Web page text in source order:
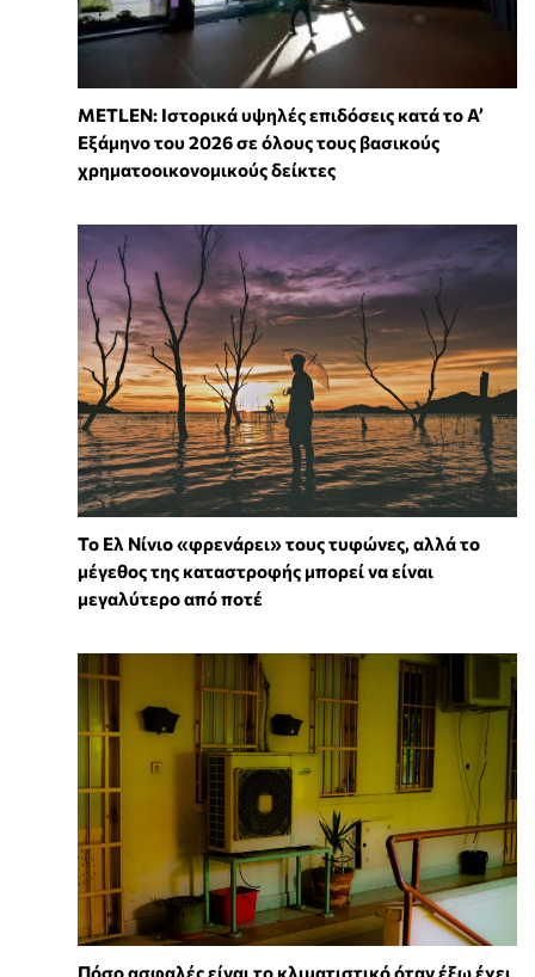
METLEN: Ιστορικά υψηλές επιδόσεις κατά το Α’
Εξάμηνο του 2026 σε όλους τους βασικούς
χρηματοοικονομικούς δείκτες
Το Ελ Νίνιο «φρενάρει» τους τυφώνες, αλλά το
μέγεθος της καταστροφής μπορεί να είναι
μεγαλύτερο από ποτέ
Πόσο ασφαλές είναι το κλιματιστικό όταν έξω έχει